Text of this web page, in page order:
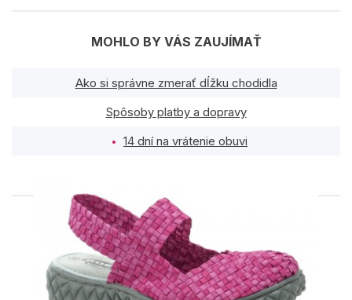
MOHLO BY VÁS ZAUJÍMAŤ
Ako si správne zmerať dĺžku chodidla
Spôsoby platby a dopravy
14 dní na vrátenie obuvi
PODOBNÉ PRODUKTY